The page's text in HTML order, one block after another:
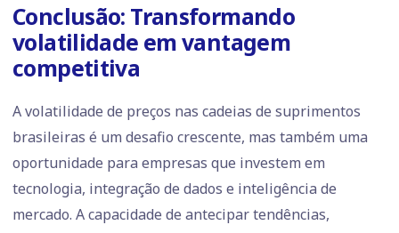
Conclusão: Transformando
volatilidade em vantagem
competitiva
A volatilidade de preços nas cadeias de suprimentos
brasileiras é um desafio crescente, mas também uma
oportunidade para empresas que investem em
tecnologia, integração de dados e inteligência de
mercado. A capacidade de antecipar tendências,